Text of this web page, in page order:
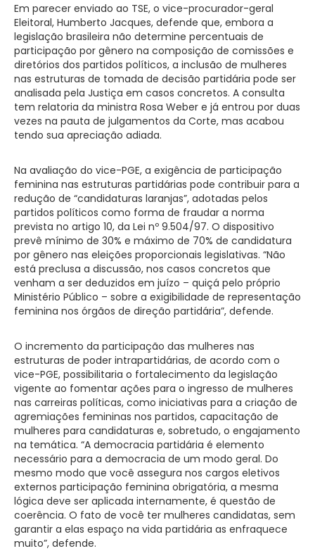
Em parecer enviado ao TSE, o vice-procurador-geral
Eleitoral, Humberto Jacques, defende que, embora a
legislação brasileira não determine percentuais de
participação por gênero na composição de comissões e
diretórios dos partidos políticos, a inclusão de mulheres
nas estruturas de tomada de decisão partidária pode ser
analisada pela Justiça em casos concretos. A consulta
tem relatoria da ministra Rosa Weber e já entrou por duas
vezes na pauta de julgamentos da Corte, mas acabou
tendo sua apreciação adiada.
Na avaliação do vice-PGE, a exigência de participação
feminina nas estruturas partidárias pode contribuir para a
redução de “candidaturas laranjas”, adotadas pelos
partidos políticos como forma de fraudar a norma
prevista no artigo 10, da Lei nº 9.504/97. O dispositivo
prevê mínimo de 30% e máximo de 70% de candidatura
por gênero nas eleições proporcionais legislativas. “Não
está preclusa a discussão, nos casos concretos que
venham a ser deduzidos em juízo – quiçá pelo próprio
Ministério Público – sobre a exigibilidade de representação
feminina nos órgãos de direção partidária”, defende.
O incremento da participação das mulheres nas
estruturas de poder intrapartidárias, de acordo com o
vice-PGE, possibilitaria o fortalecimento da legislação
vigente ao fomentar ações para o ingresso de mulheres
nas carreiras políticas, como iniciativas para a criação de
agremiações femininas nos partidos, capacitação de
mulheres para candidaturas e, sobretudo, o engajamento
na temática. “A democracia partidária é elemento
necessário para a democracia de um modo geral. Do
mesmo modo que você assegura nos cargos eletivos
externos participação feminina obrigatória, a mesma
lógica deve ser aplicada internamente, é questão de
coerência. O fato de você ter mulheres candidatas, sem
garantir a elas espaço na vida partidária as enfraquece
muito”, defende.